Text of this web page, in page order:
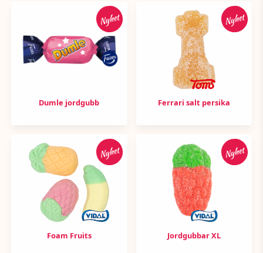
Nyhet
Dumle jordgubb
Nyhet
Ferrari salt persika
Nyhet
Foam Fruits
Nyhet
Jordgubbar XL